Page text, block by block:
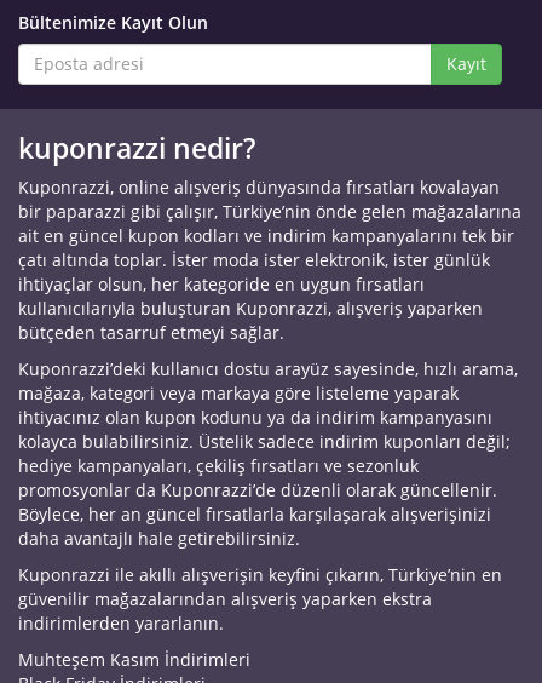
Bültenimize Kayıt Olun
Kayıt
kuponrazzi nedir?
Kuponrazzi, online alışveriş dünyasında fırsatları kovalayan
bir paparazzi gibi çalışır, Türkiye’nin önde gelen mağazalarına
ait en güncel kupon kodları ve indirim kampanyalarını tek bir
çatı altında toplar. İster moda ister elektronik, ister günlük
ihtiyaçlar olsun, her kategoride en uygun fırsatları
kullanıcılarıyla buluşturan Kuponrazzi, alışveriş yaparken
bütçeden tasarruf etmeyi sağlar.
Kuponrazzi’deki kullanıcı dostu arayüz sayesinde, hızlı arama,
mağaza, kategori veya markaya göre listeleme yaparak
ihtiyacınız olan kupon kodunu ya da indirim kampanyasını
kolayca bulabilirsiniz. Üstelik sadece indirim kuponları değil;
hediye kampanyaları, çekiliş fırsatları ve sezonluk
promosyonlar da Kuponrazzi’de düzenli olarak güncellenir.
Böylece, her an güncel fırsatlarla karşılaşarak alışverişinizi
daha avantajlı hale getirebilirsiniz.
Kuponrazzi ile akıllı alışverişin keyfini çıkarın, Türkiye’nin en
güvenilir mağazalarından alışveriş yaparken ekstra
indirimlerden yararlanın.
Muhteşem Kasım İndirimleri